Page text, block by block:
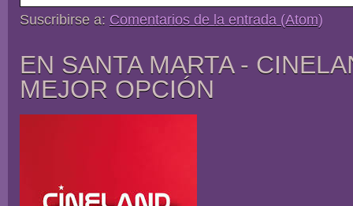
Suscribirse a: Comentarios de la entrada (Atom)
EN SANTA MARTA -
MEJOR OPCIÓN